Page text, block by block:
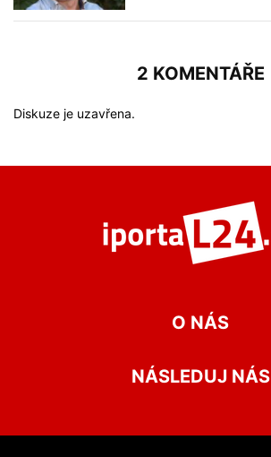
2 KOMENTÁŘE
Diskuze je uzavřena.
O NÁS
NÁSLEDUJ NÁS